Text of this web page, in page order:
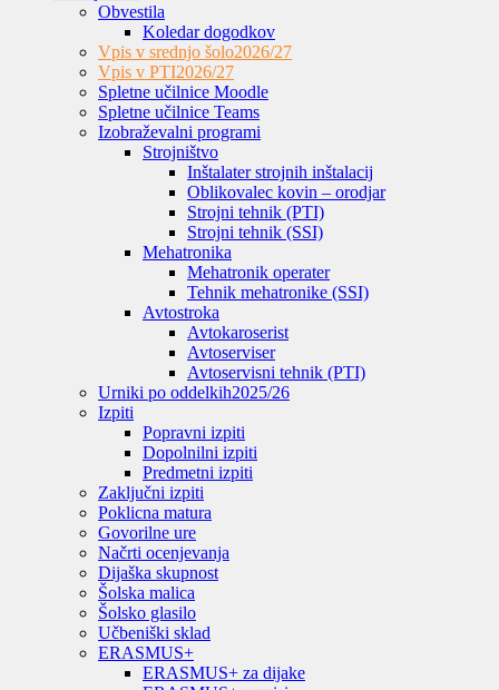
Obvestila
Koledar dogodkov
Vpis v srednjo šolo2026/27
Vpis v PTI2026/27
Spletne učilnice Moodle
Spletne učilnice Teams
Izobraževalni programi
Strojništvo
Inštalater strojnih inštalacij
Oblikovalec kovin – orodjar
Strojni tehnik (PTI)
Strojni tehnik (SSI)
Mehatronika
Mehatronik operater
Tehnik mehatronike (SSI)
Avtostroka
Avtokaroserist
Avtoserviser
Avtoservisni tehnik (PTI)
Urniki po oddelkih2025/26
Izpiti
Popravni izpiti
Dopolnilni izpiti
Predmetni izpiti
Zaključni izpiti
Poklicna matura
Govorilne ure
Načrti ocenjevanja
Dijaška skupnost
Šolska malica
Šolsko glasilo
Učbeniški sklad
ERASMUS+
ERASMUS+ za dijake